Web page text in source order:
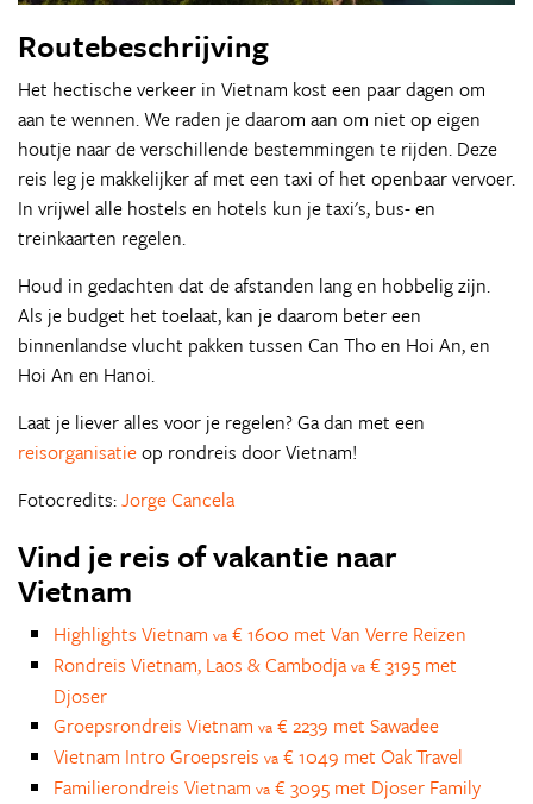
Routebeschrijving
Het hectische verkeer in Vietnam kost een paar dagen om
aan te wennen. We raden je daarom aan om niet op eigen
houtje naar de verschillende bestemmingen te rijden. Deze
reis leg je makkelijker af met een taxi of het openbaar vervoer.
In vrijwel alle hostels en hotels kun je taxi's, bus- en
treinkaarten regelen.
Houd in gedachten dat de afstanden lang en hobbelig zijn.
Als je budget het toelaat, kan je daarom beter een
binnenlandse vlucht pakken tussen Can Tho en Hoi An, en
Hoi An en Hanoi.
Laat je liever alles voor je regelen? Ga dan met een
reisorganisatieop rondreis door Vietnam!
Fotocredits:Jorge Cancela
Vind je reis of vakantie naar
Vietnam
Highlights Vietnam va € 1600 met Van Verre Reizen
Rondreis Vietnam, Laos & Cambodja va € 3195 met
Djoser
Groepsrondreis Vietnam va € 2239 met Sawadee
Vietnam Intro Groepsreis va € 1049 met Oak Travel
Familierondreis Vietnam va € 3095 met Djoser Family